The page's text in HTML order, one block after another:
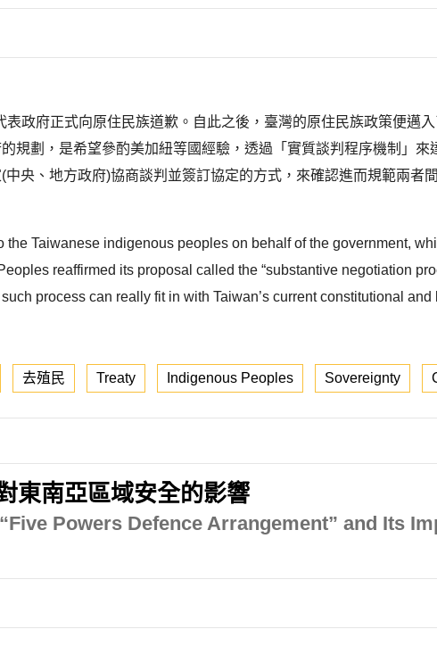
政府正式向原住民族道歉。自此之後，臺灣的原住民族政策便邁
規劃，是希望參酌美加紐等國經驗，透過「實質談判程序機制」
央、地方政府)協商談判並簽訂協定的方式，來確認進而規範兩者
the Taiwanese indigenous peoples on behalf of the government,
reaffirmed its proposal called the “substantive negotiation
process can really fit in with Taiwan’s current constitutional
去殖民 Treaty Indigenous Peoples Sovereignty
東南亞區域安全的影響
Powers Defence Arrangement” and Its